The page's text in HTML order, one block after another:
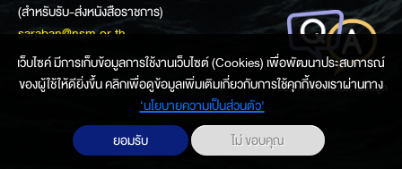
(สำหรับรับ-ส่งหนังสือราชการ)
saraban@nsm.or.th
ช่องทางการสอบถามข้อมูล
เว็บไซค์ มีการเก็บข้อมูลการใช้งานเว็บไซต์ (Cookies) เพื่อพัฒนาประสบการณ์
ของผู้ใช้ให้ดียิ่งขึ้น คลิกเพื่อดูข้อมูลเพิ่มเติมเกี่ยวกับการใช้คุกกี้ของเราผ่านทาง
‘นโยบายความเป็นส่วนตัว'
ยอมรับ
ไม่ ขอบคุณ